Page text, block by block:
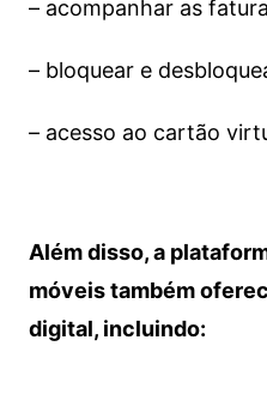
– acompanhar as
– bloquear e
– acesso ao cartão
Além disso, a
móveis também
digital, incluindo: